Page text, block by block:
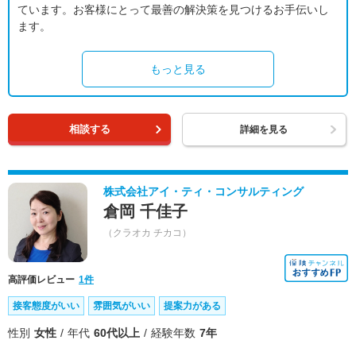
ています。お客様にとって最善の解決策を見つけるお手伝いし
ます。
もっと見る
相談する 詳細を見る
株式会社アイ・ティ・コンサルティング
倉岡 千佳子
（クラオカ チカコ）
高評価レビュー 1件
接客態度がいい 雰囲気がいい 提案力がある
性別 女性 年代 60代以上 経験年数 7年